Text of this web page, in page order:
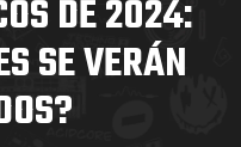
DE 2024:
SE VERÁN